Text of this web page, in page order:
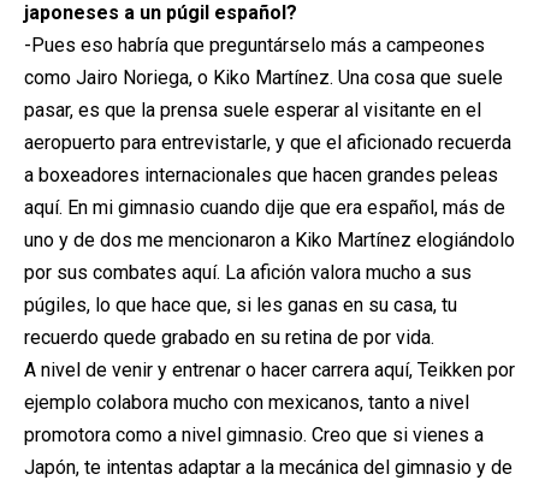
japoneses a un púgil español?
-Pues eso habría que preguntárselo más a campeones
como Jairo Noriega, o Kiko Martínez. Una cosa que suele
pasar, es que la prensa suele esperar al visitante en el
aeropuerto para entrevistarle, y que el aficionado recuerda
a boxeadores internacionales que hacen grandes peleas
aquí. En mi gimnasio cuando dije que era español, más de
uno y de dos me mencionaron a Kiko Martínez elogiándolo
por sus combates aquí. La afición valora mucho a sus
púgiles, lo que hace que, si les ganas en su casa, tu
recuerdo quede grabado en su retina de por vida.
A nivel de venir y entrenar o hacer carrera aquí, Teikken por
ejemplo colabora mucho con mexicanos, tanto a nivel
promotora como a nivel gimnasio. Creo que si vienes a
Japón, te intentas adaptar a la mecánica del gimnasio y de